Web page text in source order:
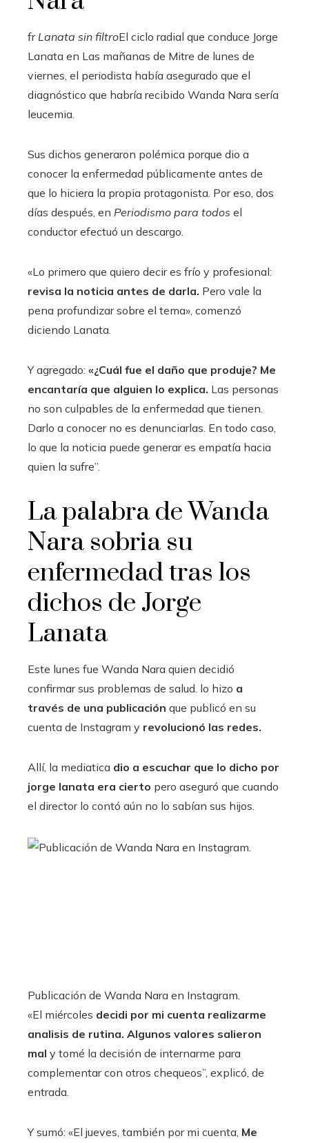
fr Lanata sin filtroEl ciclo radial que conduce Jorge
Lanata en Las mañanas de Mitre de lunes de
viernes, el periodista había asegurado que el
diagnóstico que habría recibido Wanda Nara sería
leucemia.
Sus dichos generaron polémica porque dio a
conocer la enfermedad públicamente antes de
que lo hiciera la propia protagonista. Por eso, dos
días después, en Periodismo para todos el
conductor efectuó un descargo.
«Lo primero que quiero decir es frío y profesional:
revisa la noticia antes de darla. Pero vale la
pena profundizar sobre el tema», comenzó
diciendo Lanata.
Y agregado: «¿Cuál fue el daño que produje? Me
encantaría que alguien lo explica. Las personas
no son culpables de la enfermedad que tienen.
Darlo a conocer no es denunciarlas. En todo caso,
lo que la noticia puede generar es empatía hacia
quien la sufre”.
La palabra de Wanda
Nara sobria su
enfermedad tras los
dichos de Jorge
Lanata
Este lunes fue Wanda Nara quien decidió
confirmar sus problemas de salud. lo hizo a
través de una publicación que publicó en su
cuenta de Instagram y revolucionó las redes.
Allí, la mediatica dio a escuchar que lo dicho por
jorge lanata era cierto pero aseguró que cuando
el director lo contó aún no lo sabían sus hijos.
Publicación de Wanda Nara en Instagram.
«El miércoles decidi por mi cuenta realizarme
analisis de rutina. Algunos valores salieron
mal y tomé la decisión de internarme para
complementar con otros chequeos”, explicó, de
entrada.
Y sumó: «El jueves, también por mi cuenta, Me